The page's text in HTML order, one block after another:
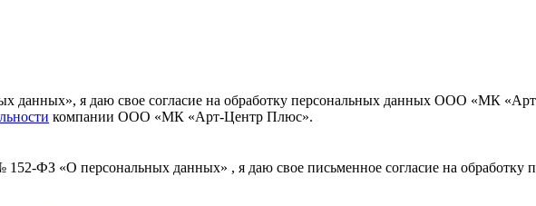
данных», я даю свое согласие на обработку персональных данных ООО «МК
компании ООО «МК «Арт-Центр Плюс».
152-ФЗ «О персональных данных» , я даю свое письменное согласие на